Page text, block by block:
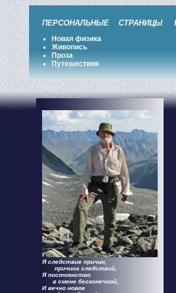
ПЕРСОНАЛЬНЫЕ СТРАНИЦЫ
Новая физика
Живопись
Проза
Путешествия
Я следствие причин,
причина следствий,
Я постоянство
в смене бесконечной,
И вечно новое